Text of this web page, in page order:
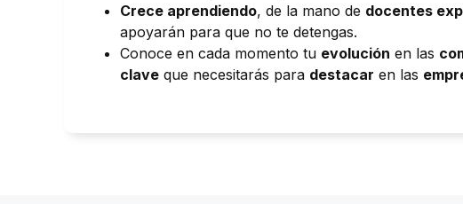
Crece aprendiendo, de la mano de docentes
apoyarán para que no te detengas.
Conoce en cada momento tu evolución en las
clave que necesitarás para destacar en las